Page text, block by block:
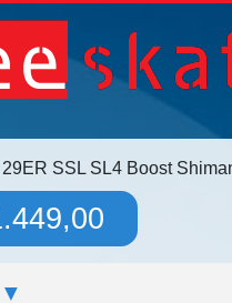
SSL SL4 Boost